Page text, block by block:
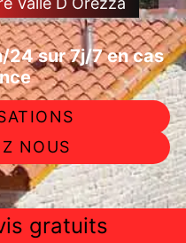
24 sur 7j/7 en cas
NOUS
gratuits